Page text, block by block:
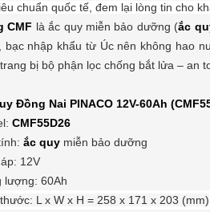
chuẩn quốc tế, đem lại lòng tin cho
CMF là ắc quy miễn bảo dưỡng (ắc
bạc nhập khẩu từ Úc nên không hao
bị bộ phận lọc chống bắt lửa – an
Đồng Nai PINACO 12V-60Ah (
CMF55D26
ắc quy miễn bảo dưỡng
12V
lượng: 60Ah
L x W x H = 258 x 171 x 203 (mm)